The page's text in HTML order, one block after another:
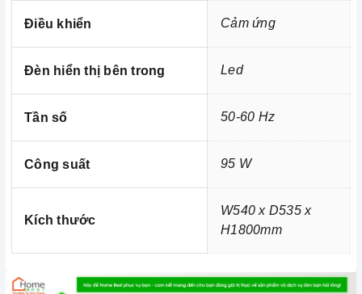
bận rộn đối với những người nội trợ vừa phải làm nhiều
công việc lại còn chăm sóc cho bữa ăn của gia đình
mình.
Điều khiển Cảm ứng
Đèn hiển thị bên trong Led
Tần số 50-60 Hz
Công suất 95 W
Kích thước
W540 x D535 x
H1800mm